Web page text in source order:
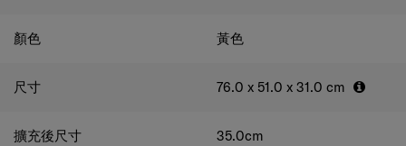
顏色 黃色
尺寸 76.0 x 51.0 x 31.0 cm
擴充後尺寸 35.0cm